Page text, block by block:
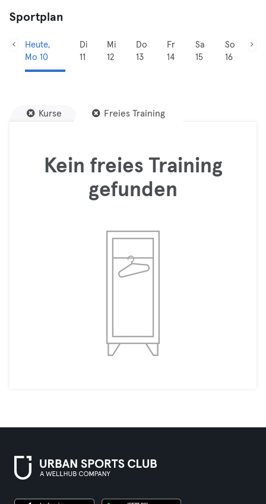
Sportplan
Heute,
Mo 10
Di
11
Mi
12
Do
13
Fr
14
Sa
15
So
16
Kurse Freies Training
Kein freies Training
gefunden